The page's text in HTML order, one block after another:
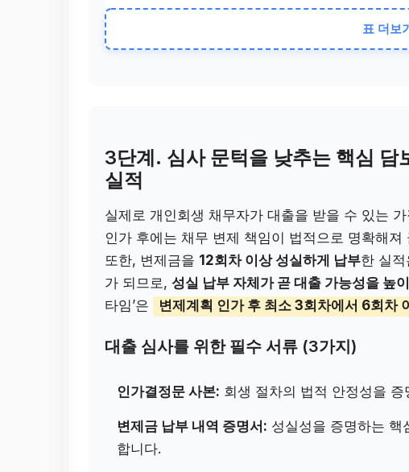
사
(20%)
확인.
표 더보
3단계. 심사 문턱을 낮추는 핵심 담
실적
실제로 개인회생 채무자가 대출을 받을 수 있는
인가 후에는 채무 변제 책임이 법적으로 명확해져
또한, 변제금을 12회차 이상 성실하게 납부한 실
가 되므로,성실 납부 자체가 곧 대출 가능성을 높
타임’은
변제계획 인가 후 최소 3회차에서 6회차
대출 심사를 위한 필수 서류 (3가지)
인가결정문 사본: 회생 절차의 법적 안정성을
변제금 납부 내역 증명서: 성실성을 증명하는 핵
합니다.